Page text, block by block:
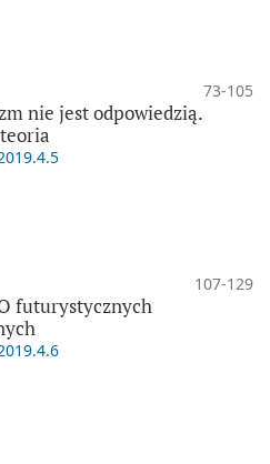
73-105
nie jest odpowiedzią.
107-129
futurystycznych